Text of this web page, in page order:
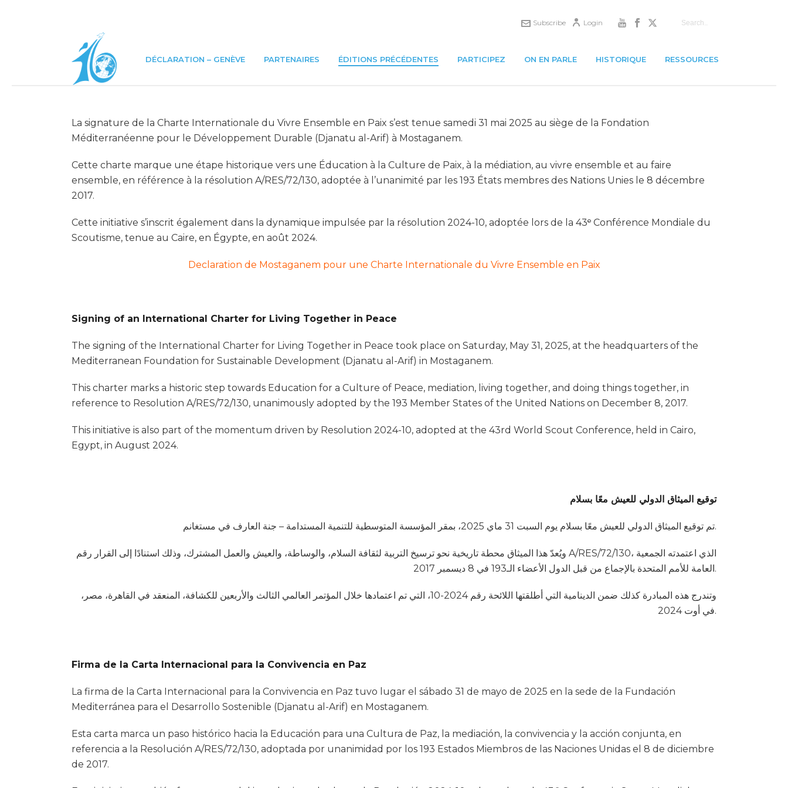
Login
Subscribe
DÉCLARATION – GENÈVE PARTENAIRES ÉDITIONS PRÉCÉDENTES PARTICIPEZ ON EN PARLE HISTORIQUE RESSOURCES
La signature de la Charte Internationale du Vivre Ensemble en Paix s’est tenue samedi 31 mai 2025 au siège de la Fondation
Méditerranéenne pour le Développement Durable (Djanatu al-Arif) à Mostaganem.
Cette charte marque une étape historique vers une Éducation à la Culture de Paix, à la médiation, au vivre ensemble et au faire
ensemble, en référence à la résolution A/RES/72/130, adoptée à l’unanimité par les 193 États membres des Nations Unies le 8 décembre
2017.
Cette initiative s’inscrit également dans la dynamique impulsée par la résolution 2024-10, adoptée lors de la 43ᵉ Conférence Mondiale du
Scoutisme, tenue au Caire, en Égypte, en août 2024.
Declaration de Mostaganem pour une Charte Internationale du Vivre Ensemble en Paix
Signing of an International Charter for Living Together in Peace
The signing of the International Charter for Living Together in Peace took place on Saturday, May 31, 2025, at the headquarters of the
Mediterranean Foundation for Sustainable Development (Djanatu al-Arif) in Mostaganem.
This charter marks a historic step towards Education for a Culture of Peace, mediation, living together, and doing things together, in
reference to Resolution A/RES/72/130, unanimously adopted by the 193 Member States of the United Nations on December 8, 2017.
This initiative is also part of the momentum driven by Resolution 2024-10, adopted at the 43rd World Scout Conference, held in Cairo,
Egypt, in August 2024.
توقيع الميثاق الدولي للعيش معًا بسلام
تم توقيع الميثاق الدولي للعيش معًا بسلام يوم السبت 31 ماي 2025، بمقر المؤسسة المتوسطية للتنمية المستدامة – جنة العارف في مستغانم.
ويُعدّ هذا الميثاق محطة تاريخية نحو ترسيخ التربية لثقافة السلام، والوساطة، والعيش والعمل المشترك، وذلك استنادًا إلى القرار رقم A/RES/72/130، الذي اعتمدته الجمعية
العامة للأمم المتحدة بالإجماع من قبل الدول الأعضاء الـ193 في 8 ديسمبر 2017.
وتندرج هذه المبادرة كذلك ضمن الدينامية التي أطلقتها اللائحة رقم 2024-10، التي تم اعتمادها خلال المؤتمر العالمي الثالث والأربعين للكشافة، المنعقد في القاهرة، مصر،
في أوت 2024.
Firma de la Carta Internacional para la Convivencia en Paz
La firma de la Carta Internacional para la Convivencia en Paz tuvo lugar el sábado 31 de mayo de 2025 en la sede de la Fundación
Mediterránea para el Desarrollo Sostenible (Djanatu al-Arif) en Mostaganem.
Esta carta marca un paso histórico hacia la Educación para una Cultura de Paz, la mediación, la convivencia y la acción conjunta, en
referencia a la Resolución A/RES/72/130, adoptada por unanimidad por los 193 Estados Miembros de las Naciones Unidas el 8 de diciembre
de 2017.